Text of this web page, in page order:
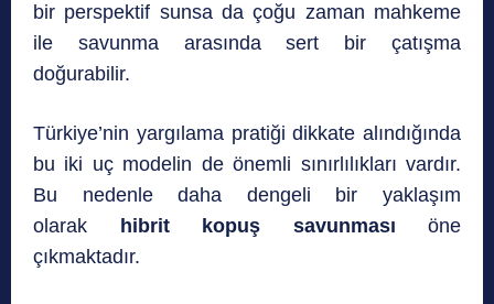
bir perspektif sunsa da çoğu zaman mahkeme
ile savunma arasında sert bir çatışma
doğurabilir.
Türkiye’nin yargılama pratiği dikkate alındığında
bu iki uç modelin de önemli sınırlılıkları vardır.
Bu nedenle daha dengeli bir yaklaşım
olarak
hibrit kopuş savunması öne
çıkmaktadır.